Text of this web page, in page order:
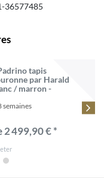
36577485
tapis
par Harald
/ marron -
semaines
499,90 € *